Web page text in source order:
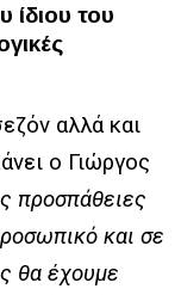
ίδιου του
αλλά και
ο Γιώργος
προσπάθειες
και σε
θα έχουμε